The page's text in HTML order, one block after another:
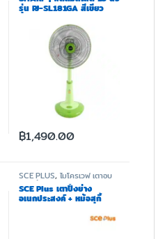
รุ่น PJ-SL181GA สีเขียว
฿1,490.00
SCE PLUS, ไมโครเวฟ เตาอบ
และหม้อทอด
SCE Plus เตาปิ้งย่าง
อเนกประสงค์ + หม้อสุกี้
ความจุ 1.3 ลิตร รุ่น G20